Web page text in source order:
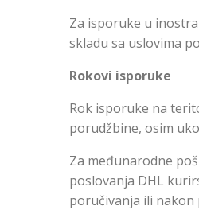
Za isporuke u
skladu sa uslovima
Rokovi isporuke
Rok isporuke na
porudžbine, osim
Za međunarodne
poslovanja DHL
poručivanja ili